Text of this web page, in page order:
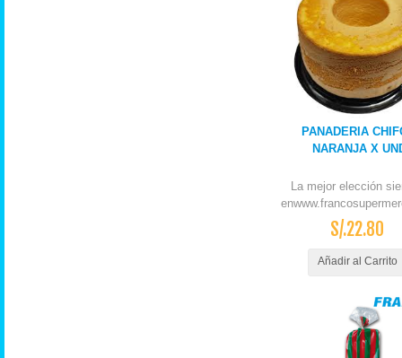
PANADERIA
NARANJA X
La mejor elección
S/.22.80
Añadir al Carrito